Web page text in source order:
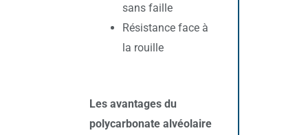
sans faille
Résistance face à
la rouille
Les avantages du
polycarbonate alvéolaire